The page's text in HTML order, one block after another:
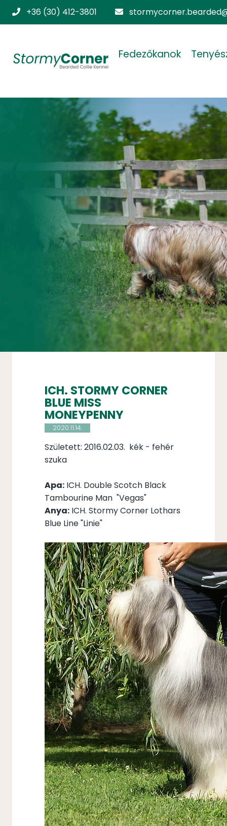
+36 (30) 412-3801
Fedezőkanok
ICH. STORMY CORNER
BLUE MISS
MONEYPENNY
2020.11.14.
Született: 2016.02.03. kék - fehér
szuka
Apa: ICH. Double Scotch Black
Tambourine Man "Vegas"
Anya: ICH. Stormy Corner Lothars
Blue Line "Linie"